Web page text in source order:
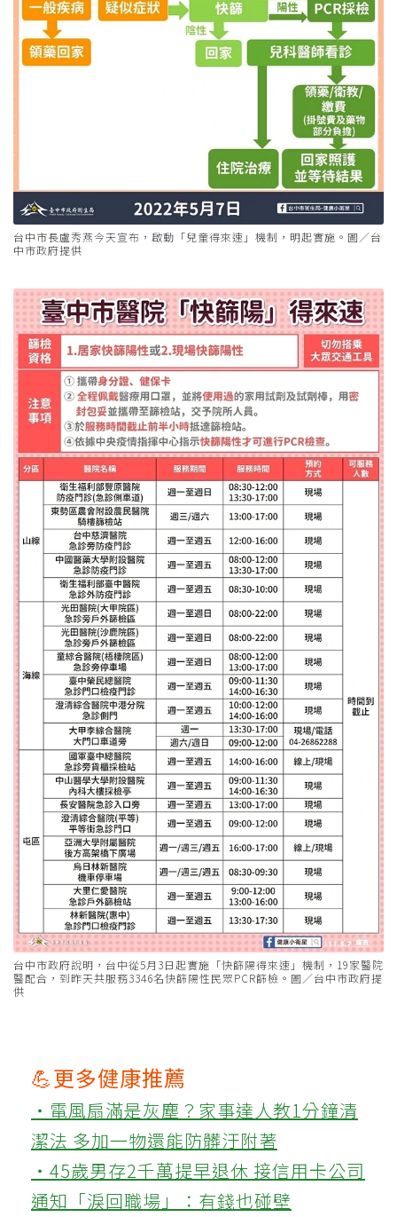
台中市長盧秀燕今天宣布，啟動「兒童得來速」機制，明起實施。圖／台
中市政府提供
台中市政府說明，台中從5月3日起實施「快篩陽得來速」機制，19家醫院
醫配合，到昨天共服務3346名快篩陽性民眾PCR篩檢。圖／台中市政府提
供
💪更多健康推薦
‧電風扇滿是灰塵？家事達人教1分鐘清
潔法 多加一物還能防髒汙附著
‧45歲男存2千萬提早退休 接信用卡公司
通知「淚回職場」：有錢也碰壁